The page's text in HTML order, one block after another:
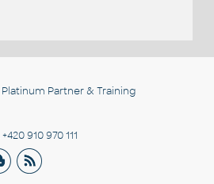
Partner & Training
910 970 111